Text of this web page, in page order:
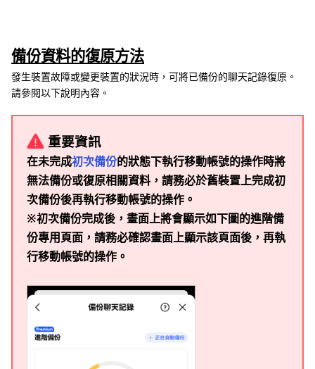
備份資料的復原方法
發生裝置故障或變更裝置的狀況時，可將已備份的聊天記錄復原。
請參閱以下說明內容。
重要資訊
在未完成初次備份的狀態下執行移動帳號的操作時將
無法備份或復原相關資料，請務必於舊裝置上完成初
次備份後再執行移動帳號的操作。
※初次備份完成後，畫面上將會顯示如下圖的進階備
份專用頁面，請務必確認畫面上顯示該頁面後，再執
行移動帳號的操作。